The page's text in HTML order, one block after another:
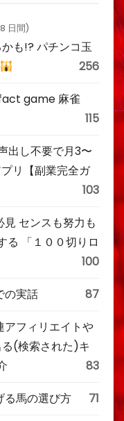
日間)
かも!? パチンコ玉
256
game 麻雀
115
出し不要で月3〜
リ【副業完全ガ
103
センスも努力も
る 「１００切りロ
100
の実話 87
アフィリエイトや
(検索された)キ
83
る馬の選び方 71